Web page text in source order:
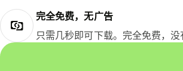
完全免费，无广告
只需几秒即可下载。完全免费，没